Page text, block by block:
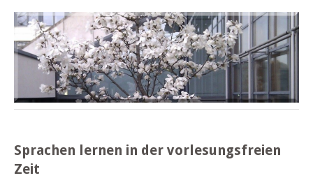
Sprachen lernen in der vorlesungsfreien
Zeit